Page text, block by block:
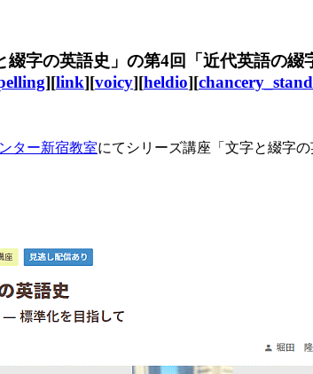
字の英語史」の第4回「近代英語の綴
][link][voicy][heldio][
ター新宿教室にてシリーズ講座「文字と綴字